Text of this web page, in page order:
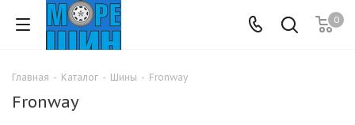
0
Главная - Каталог - Шины - Fronway
Fronway